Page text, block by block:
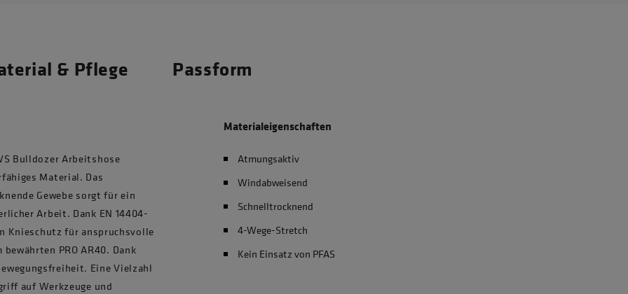
& Pflege Passform
Bulldozer Arbeitshose
Material. Das
Gewebe sorgt für ein
Arbeit. Dank EN 14404-
Knieschutz für anspruchsvolle
PRO AR40. Dank
Eine Vielzahl
auf Werkzeuge und
Materialeigenschaften
Atmungsaktiv
Windabweisend
Schnelltrocknend
4-Wege-Stretch
Kein Einsatz von PFAS